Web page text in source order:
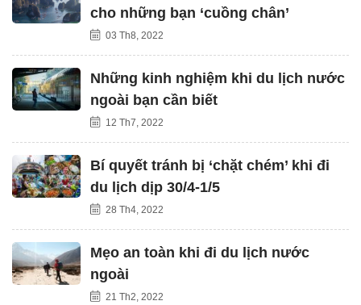
cho những bạn ‘cuồng chân’
03 Th8, 2022
Những kinh nghiệm khi du lịch nước
ngoài bạn cần biết
12 Th7, 2022
Bí quyết tránh bị ‘chặt chém’ khi đi
du lịch dịp 30/4-1/5
28 Th4, 2022
Mẹo an toàn khi đi du lịch nước
ngoài
21 Th2, 2022